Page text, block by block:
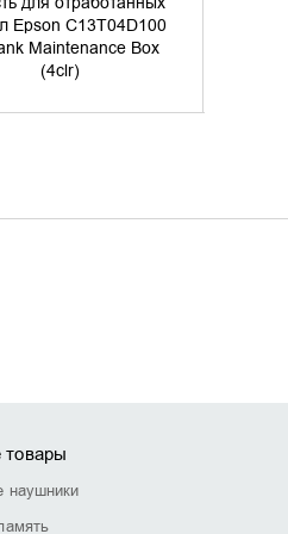
Epson C13T04D100
Maintenance Box
(4clr)
наушники